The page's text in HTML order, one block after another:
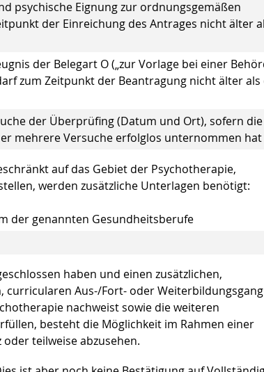
psychische Eignung zur ordnungsgemäßen
der Einreichung des Antrages nicht älter
der Belegart O („zur Vorlage bei einer
zum Zeitpunkt der Beantragung nicht älter als
der Überprüfing (Datum und Ort), sofern die
mehrere Versuche erfolglos unternommen hat
auf das Gebiet der Psychotherapie,
werden zusätzliche Unterlagen benötigt:
der genannten Gesundheitsberufe
haben und einen zusätzlichen,
Aus-/Fort- oder
nachweist sowie die weiteren
besteht die Möglichkeit im Rahmen einer
teilweise abzusehen.